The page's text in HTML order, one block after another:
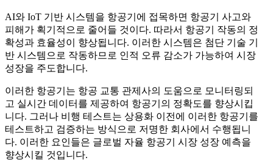
AI와 IoT 기반 시스템을 항공기에 접목하면 항공기 사고와
피해가 획기적으로 줄어들 것이다. 따라서 항공기 작동의 정
확성과 효율성이 향상됩니다. 이러한 시스템은 첨단 기술 기
반 시스템으로 작동하므로 인적 오류 감소가 가능하여 시장
성장을 주도합니다.
이러한 항공기는 항공 교통 관제사의 도움으로 모니터링되
고 실시간 데이터를 제공하여 항공기의 정확도를 향상시킵
니다. 그러나 비행 테스트는 상용화 이전에 이러한 항공기를
테스트하고 검증하는 방식으로 저명한 회사에서 수행됩니
다. 이러한 요인들은 글로벌 자율 항공기 시장 성장 예측을
향상시킬 것입니다.